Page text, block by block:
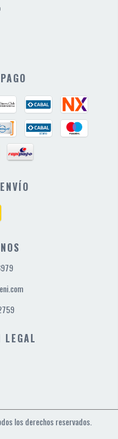
LEGAL
los derechos reservados.